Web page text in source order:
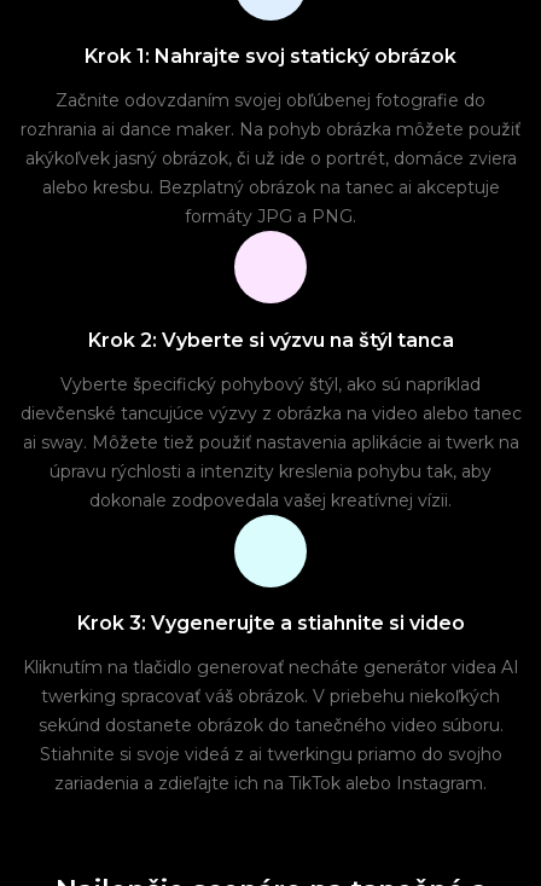
Krok 1: Nahrajte svoj statický obrázok
Začnite odovzdaním svojej obľúbenej fotografie do
rozhrania ai dance maker. Na pohyb obrázka môžete použiť
akýkoľvek jasný obrázok, či už ide o portrét, domáce zviera
alebo kresbu. Bezplatný obrázok na tanec ai akceptuje
formáty JPG a PNG.
Krok 2: Vyberte si výzvu na štýl tanca
Vyberte špecifický pohybový štýl, ako sú napríklad
dievčenské tancujúce výzvy z obrázka na video alebo tanec
ai sway. Môžete tiež použiť nastavenia aplikácie ai twerk na
úpravu rýchlosti a intenzity kreslenia pohybu tak, aby
dokonale zodpovedala vašej kreatívnej vízii.
Krok 3: Vygenerujte a stiahnite si video
Kliknutím na tlačidlo generovať necháte generátor videa AI
twerking spracovať váš obrázok. V priebehu niekoľkých
sekúnd dostanete obrázok do tanečného video súboru.
Stiahnite si svoje videá z ai twerkingu priamo do svojho
zariadenia a zdieľajte ich na TikTok alebo Instagram.